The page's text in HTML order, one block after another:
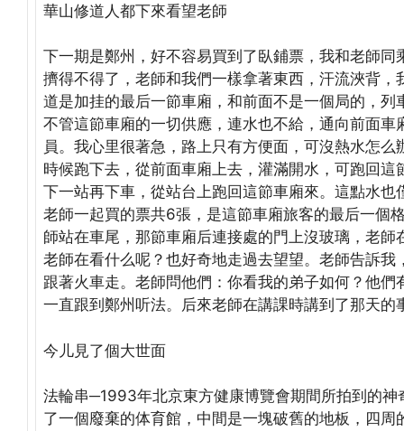
華山修道人都下來看望老師
下一期是鄭州，好不容易買到了臥鋪票，我和老師
擠得不得了，老師和我們一樣拿著東西，汗流浹背
道是加挂的最后一節車廂，和前面不是一個局的，
不管這節車廂的一切供應，連水也不給，通向前面
員。我心里很著急，路上只有方便面，可沒熱水怎
時候跑下去，從前面車廂上去，灌滿開水，可跑回
下一站再下車，從站台上跑回這節車廂來。這點水
老師一起買的票共6張，是這節車廂旅客的最后一個
師站在車尾，那節車廂后連接處的門上沒玻璃，老
老師在看什么呢？也好奇地走過去望望。老師告訴
跟著火車走。老師問他們：你看我的弟子如何？他
一直跟到鄭州听法。后來老師在講課時講到了那天的
今儿見了個大世面
法輪串─1993年北京東方健康博覽會期間所拍到的
了一個廢棄的体育館，中間是一塊破舊的地板，四